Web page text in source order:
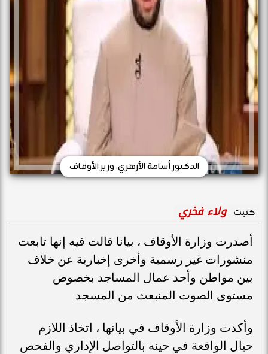
الدكتور أسامة الأزهري، وزير الأوقاف
كتبت ولاء فخري
أصدرت وزارة الأوقاف ، بيانا قالت فيه إنها تابعت
منشورات غير رسمية وأخرى إخبارية عن خلاف
بين مواطن وأحد عمال المساجد بخصوص
مستوى الصوت المنبعث من المسجد
وأكدت وزارة الأوقاف في بيانها ، اتخاذ اللازم
حيال الواقعة في حينه بالتواصل الإداري والفحص